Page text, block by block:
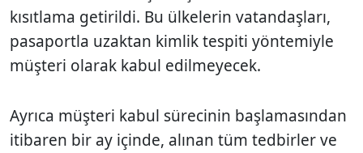
kısıtlama getirildi. Bu ülkelerin vatandaşları,
pasaportla uzaktan kimlik tespiti yöntemiyle
müşteri olarak kabul edilmeyecek.
Ayrıca müşteri kabul sürecinin başlamasından
itibaren bir ay içinde, alınan tüm tedbirler ve